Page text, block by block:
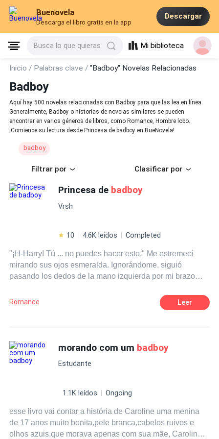
Buenovela
Descarga el libro gratis en la app
Descargar
Busca lo que quieras Mi biblioteca
Inicio / Palabras clave /"Badboy" Novelas Relacionadas
Badboy
Aquí hay 500 novelas relacionadas con Badboy para que las lea en línea.
Generalmente, Badboy o historias de novelas similares se pueden
encontrar en varios géneros de libros, como Romance, Hombre lobo.
¡Comience su lectura desde Princesa de badboy en BueNovela!
badboy
Filtrar por Clasificar por
Princesa de badboy
Vrsh
10 4.6K leídos Completed
"¡H-Harry! Tú ... no puedes hacer esto." Me estremecí
mirando sus ojos esmeralda. Ignorándome, siguió
pasando los dedos de la mano izquierda por mi brazo
qué no puedo?" Susurró con voz ronca en mi oído. Su
rostro estaba tan cerca del mío y podía sentir su
Cuando estaba a punto de mover su mano más hacia
abajo, lo empujé gritando "Suéltame". Dio su sonrisa
arrogante y siguió avanzando. Cuando estaba a punto de
acercó a él. Puse mis manos en su pecho diciendo “¡H-
Romance Leer
morando com um badboy
Estudante
1.1K leídos Ongoing
esse livro vai contar a história de Caroline uma menina
de 17 anos muito bonita,pele branca,cabelos ruivos e
olhos azuis,que morava apenas com sua mãe, Caroline